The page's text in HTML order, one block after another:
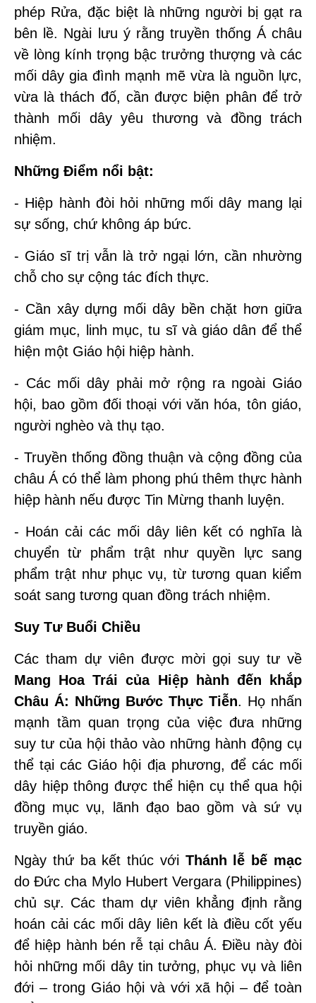
phép Rửa, đặc biệt là những người bị gạt ra
bên lề. Ngài lưu ý rằng truyền thống Á châu
về lòng kính trọng bậc trưởng thượng và các
mối dây gia đình mạnh mẽ vừa là nguồn lực,
vừa là thách đố, cần được biện phân để trở
thành mối dây yêu thương và đồng trách
nhiệm.
Những Điểm nổi bật:
- Hiệp hành đòi hỏi những mối dây mang lại
sự sống, chứ không áp bức.
- Giáo sĩ trị vẫn là trở ngại lớn, cần nhường
chỗ cho sự cộng tác đích thực.
- Cần xây dựng mối dây bền chặt hơn giữa
giám mục, linh mục, tu sĩ và giáo dân để thể
hiện một Giáo hội hiệp hành.
- Các mối dây phải mở rộng ra ngoài Giáo
hội, bao gồm đối thoại với văn hóa, tôn giáo,
người nghèo và thụ tạo.
- Truyền thống đồng thuận và cộng đồng của
châu Á có thể làm phong phú thêm thực hành
hiệp hành nếu được Tin Mừng thanh luyện.
- Hoán cải các mối dây liên kết có nghĩa là
chuyển từ phẩm trật như quyền lực sang
phẩm trật như phục vụ, từ tương quan kiểm
soát sang tương quan đồng trách nhiệm.
Suy Tư Buổi Chiều
Các tham dự viên được mời gọi suy tư về
Mang Hoa Trái của Hiệp hành đến khắp
Châu Á: Những Bước Thực Tiễn. Họ nhấn
mạnh tầm quan trọng của việc đưa những
suy tư của hội thảo vào những hành động cụ
thể tại các Giáo hội địa phương, để các mối
dây hiệp thông được thể hiện cụ thể qua hội
đồng mục vụ, lãnh đạo bao gồm và sứ vụ
truyền giáo.
Ngày thứ ba kết thúc với Thánh lễ bế mạc
do Đức cha Mylo Hubert Vergara (Philippines)
chủ sự. Các tham dự viên khẳng định rằng
hoán cải các mối dây liên kết là điều cốt yếu
để hiệp hành bén rễ tại châu Á. Điều này đòi
hỏi những mối dây tin tưởng, phục vụ và liên
đới – trong Giáo hội và với xã hội – để toàn